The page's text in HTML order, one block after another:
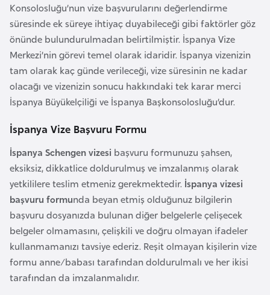
Konsolosluğu’nun vize başvurularını değerlendirme
süresinde ek süreye ihtiyaç duyabileceği gibi faktörler göz
önünde bulundurulmadan belirtilmiştir. İspanya Vize
Merkezi’nin görevi temel olarak idaridir. İspanya vizenizin
tam olarak kaç günde verileceği, vize süresinin ne kadar
olacağı ve vizenizin sonucu hakkındaki tek karar merci
İspanya Büyükelçiliği ve İspanya Başkonsolosluğu’dur.
İspanya Vize Başvuru Formu
İspanya Schengen vizesi başvuru formunuzu şahsen,
eksiksiz, dikkatlice doldurulmuş ve imzalanmış olarak
yetkililere teslim etmeniz gerekmektedir. İspanya vizesi
başvuru formunda beyan etmiş olduğunuz bilgilerin
başvuru dosyanızda bulunan diğer belgelerle çelişecek
belgeler olmamasını, çelişkili ve doğru olmayan ifadeler
kullanmamanızı tavsiye ederiz. Reşit olmayan kişilerin vize
formu anne/babası tarafından doldurulmalı ve her ikisi
tarafından da imzalanmalıdır.
E
t
i
y
o
p
a
F
i
l
d
i
ş
i
S